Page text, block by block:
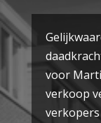
voor
verkoop